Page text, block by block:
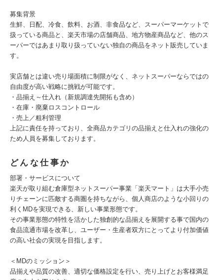
募集背景
生鮮、日配、冷食、飲料、お酒、非食品など、スーパーマーケットで
扱っている商品と、楽天市場の店舗商品、地方物産商品など、他のス
ーパーではあまり取り扱っていない独自の商品をネット販売していま
す。
実店舗とは違い売り場面積に制限がなく、ネットスーパーならではの
自由度が高い戦略に挑戦が可能です。
・品揃え～仕入れ（新規調達先開拓も含め）
・在庫・廃棄ロスコントロール
・売上／粗利管理
上記に責任を持っており、全商品カテゴリの品揃えと仕入れの強化の
ため人員を募集しております。
どんな仕事か
部署・サービスについて
楽天が取り組む倉庫型ネットスーパー事業「楽天マート」は大手小売
りチェーンに匹敵する商圏を持ちながら、個人商店のような小回りの
利くMDを実現できる、新しい事業形態です。
その事業形態の特性を活かした独創的な品揃えを展開する事で国内の
食品流通市場を改革し、ユーザー・生産者双方にとってより付加価値
の高い社会の実現を目指します。
＜MDのミッション＞
品揃えや品質の改善、適切な価格設定を行い、売り上げとお客様満足